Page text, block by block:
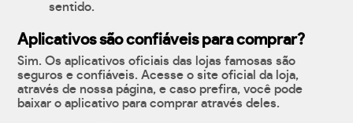
sentido.
Aplicativos são confiáveis para comprar?
Sim. Os aplicativos oficiais das lojas famosas são
seguros e confiáveis. Acesse o site oficial da loja,
através de nossa página, e caso prefira, você pode
baixar o aplicativo para comprar através deles.